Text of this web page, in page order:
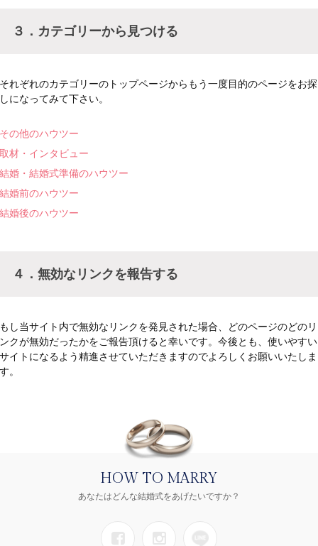
３．カテゴリーから見つける
それぞれのカテゴリーのトップページからもう一度目的のページをお探
しになってみて下さい。
その他のハウツー
取材・インタビュー
結婚・結婚式準備のハウツー
結婚前のハウツー
結婚後のハウツー
４．無効なリンクを報告する
もし当サイト内で無効なリンクを発見された場合、どのページのどのリ
ンクが無効だったかをご報告頂けると幸いです。今後とも、使いやすい
サイトになるよう精進させていただきますのでよろしくお願いいたしま
す。
HOW TO MARRY
あなたはどんな結婚式をあげたいですか？